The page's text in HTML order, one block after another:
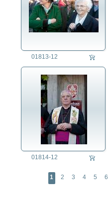
01813-12
01814-12
1 2 3 4 5 6